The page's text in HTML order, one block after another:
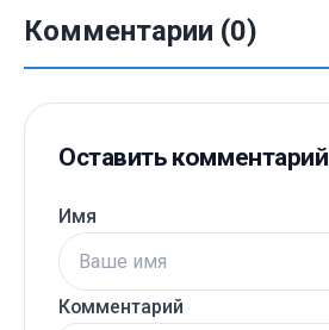
Комментарии (0)
Оставить комментарий
Имя
Комментарий